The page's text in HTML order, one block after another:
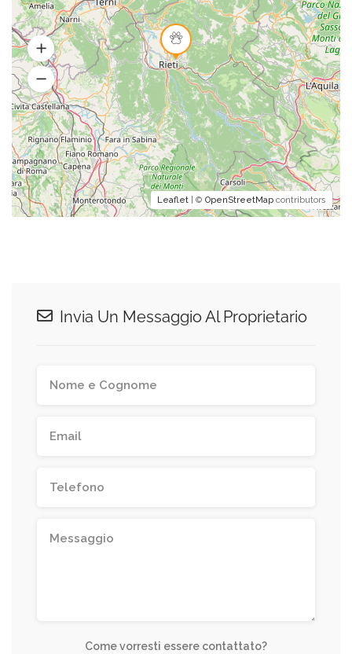
Leaflet | © OpenStreetMap contributors
Invia Un Messaggio Al Proprietario
Come vorresti essere contattato?